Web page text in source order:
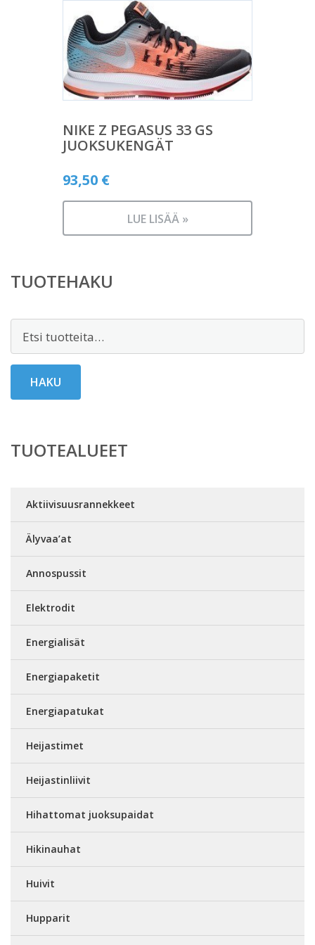
NIKE Z PEGASUS 33 GS
JUOKSUKENGÄT
93,50 €
LUE LISÄÄ »
TUOTEHAKU
HAKU
TUOTEALUEET
Aktiivisuusrannekkeet
Älyvaa’at
Annospussit
Elektrodit
Energialisät
Energiapaketit
Energiapatukat
Heijastimet
Heijastinliivit
Hihattomat juoksupaidat
Hikinauhat
Huivit
Hupparit